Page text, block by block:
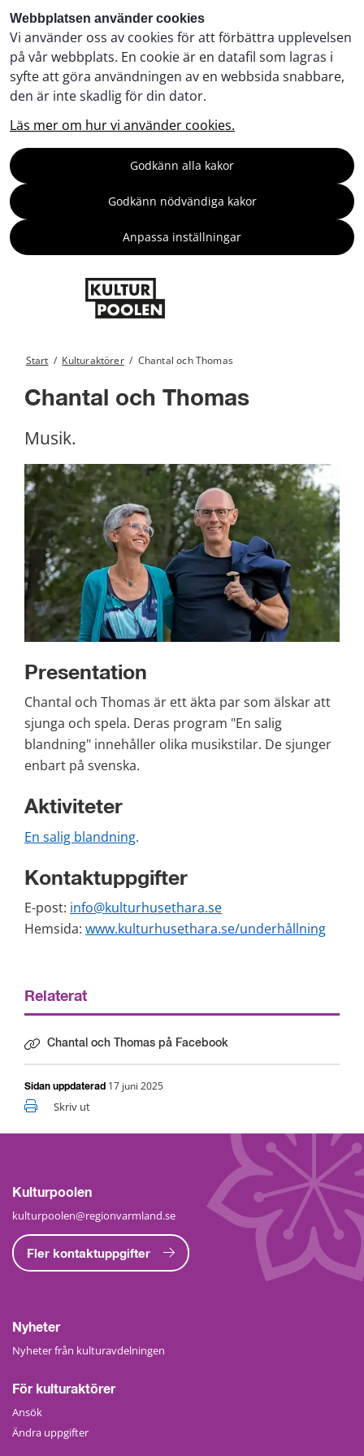
Webbplatsen använder cookies
Vi använder oss av cookies för att förbättra upplevelsen
på vår webbplats. En cookie är en datafil som lagras i
syfte att göra användningen av en webbsida snabbare,
den är inte skadlig för din dator.
Läs mer om hur vi använder cookies.
Godkänn alla kakor
Godkänn nödvändiga kakor
Anpassa inställningar
Start / Kulturaktörer / Chantal och Thomas
Chantal och Thomas
Musik.
Presentation
Chantal och Thomas är ett äkta par som älskar att
sjunga och spela. Deras program "En salig
blandning" innehåller olika musikstilar. De sjunger
enbart på svenska.
Aktiviteter
En salig blandning.
Kontaktuppgifter
E-post: info@kulturhusethara.se
Hemsida: www.kulturhusethara.se/underhållning
Relaterat
Chantal och Thomas på Facebook
Länk till annan webbplats.
Sidan uppdaterad 17 juni 2025
Skriv ut
Kulturpoolen
kulturpoolen@regionvarmland.se
Fler kontaktuppgifter
Nyheter
Nyheter från kulturavdelningen
För kulturaktörer
Ansök
Ändra uppgifter